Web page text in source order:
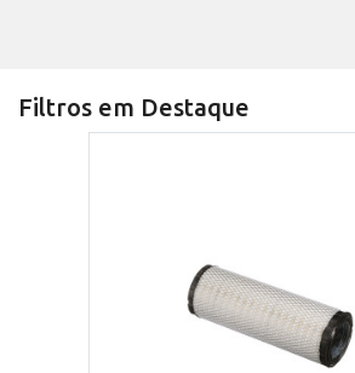
Filtros em Destaque